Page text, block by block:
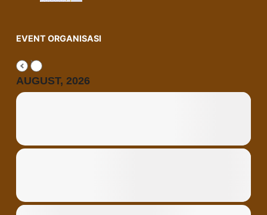
EVENT ORGANISASI
AUGUST, 2026